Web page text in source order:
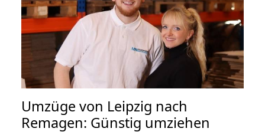
Umzüge von Leipzig nach
Remagen: Günstig umziehen